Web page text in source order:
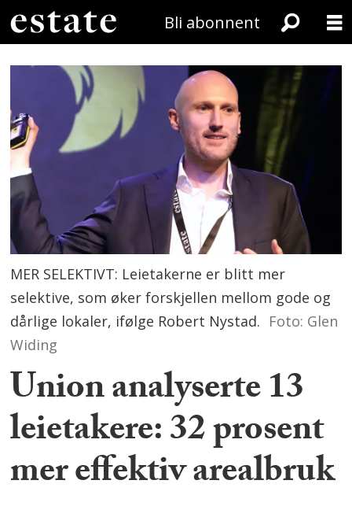
Bli abonnent
MER SELEKTIVT: Leietakerne er blitt mer
selektive, som øker forskjellen mellom gode og
dårlige lokaler, ifølge Robert Nystad. Foto: Glen
Widing
Union analyserte 13
leietakere: 32 prosent
mer effektiv arealbruk